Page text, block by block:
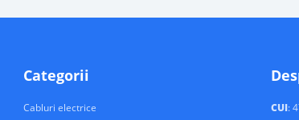
Categorii
Cabluri electrice CUI: